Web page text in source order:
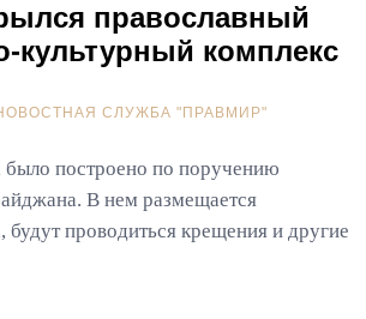
православный
культурный комплекс
СЛУЖБА "ПРАВМИР"
было построено по поручению
В нем размещается
будут проводиться крещения и другие